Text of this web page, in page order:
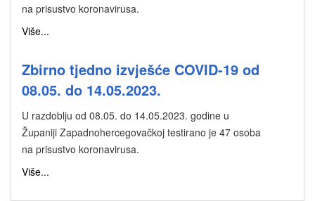
na prisustvo koronavirusa.
Više...
Zbirno tjedno izvješće COVID-19 od
08.05. do 14.05.2023.
U razdoblju od 08.05. do 14.05.2023. godine u
Županiji Zapadnohercegovačkoj testirano je 47 osoba
na prisustvo koronavirusa.
Više...